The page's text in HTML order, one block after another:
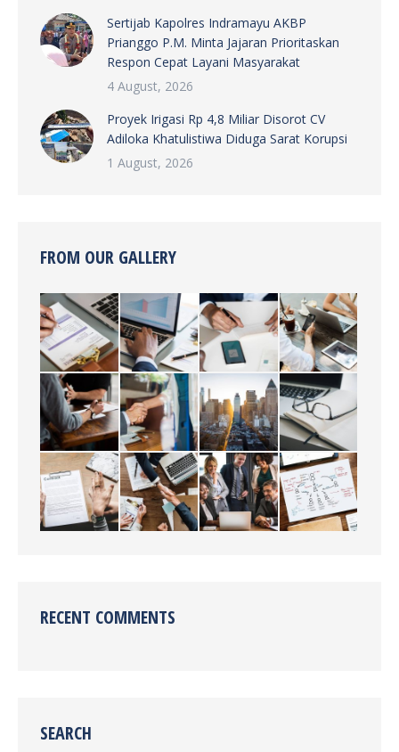
Sertijab Kapolres Indramayu AKBP
Prianggo P.M. Minta Jajaran Prioritaskan
Respon Cepat Layani Masyarakat
4 August, 2026
Proyek Irigasi Rp 4,8 Miliar Disorot CV
Adiloka Khatulistiwa Diduga Sarat Korupsi
1 August, 2026
FROM OUR GALLERY
RECENT COMMENTS
SEARCH